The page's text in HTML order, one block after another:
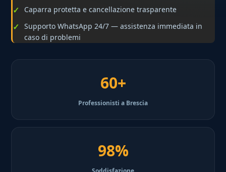
Caparra protetta e cancellazione trasparente
Supporto WhatsApp 24/7 — assistenza immediata in
caso di problemi
60+
Professionisti a Brescia
98%